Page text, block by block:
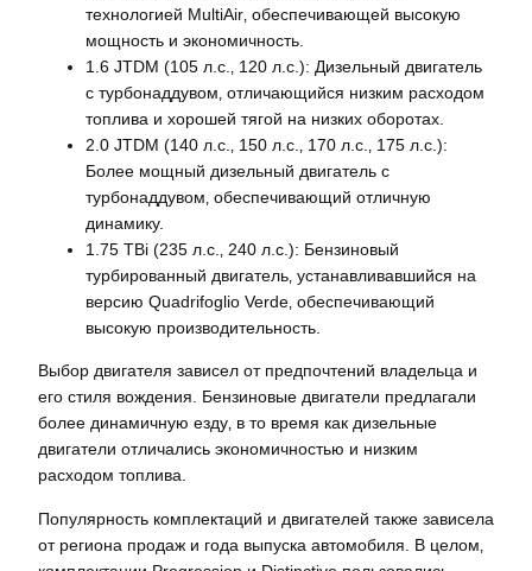
технологией MultiAir‚ обеспечивающей высокую
мощность и экономичность.
1.6 JTDM (105 л.с.‚ 120 л.с.): Дизельный двигатель
с турбонаддувом‚ отличающийся низким расходом
топлива и хорошей тягой на низких оборотах.
2.0 JTDM (140 л.с.‚ 150 л.с.‚ 170 л.с.‚ 175 л.с.):
Более мощный дизельный двигатель с
турбонаддувом‚ обеспечивающий отличную
динамику.
1.75 TBi (235 л.с.‚ 240 л.с.): Бензиновый
турбированный двигатель‚ устанавливавшийся на
версию Quadrifoglio Verde‚ обеспечивающий
высокую производительность.
Выбор двигателя зависел от предпочтений владельца и
его стиля вождения. Бензиновые двигатели предлагали
более динамичную езду‚ в то время как дизельные
двигатели отличались экономичностью и низким
расходом топлива.
Популярность комплектаций и двигателей также зависела
от региона продаж и года выпуска автомобиля. В целом‚